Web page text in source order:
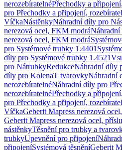
nerozebíratelnéPřechodky a
pro Přechodky a připojení,
VíčkaNástěnkyNáhradní díly pro
nerezová ocel, FKM modráNáhradní
nerezová ocel, FKM modrá
pro Systémové trubky 1.4401
díly pro Systémové trubky 1.4521
pro NátrubkyRedukceNáhradní díly
díly pro KolenaT tvarovkyNáhradní
nerozebíratelnéNáhradní díly pro
nerozebíratelnéPřechodky a
pro Přechodky a připojení,
VíčkaGeberit Mapress nerezová
Geberit Mapress nerezová ocel,
nástěnkyTěsnění pro trubky a
trubkyUpevnění pro připojení
připojeníSystémová těsněníGeberit